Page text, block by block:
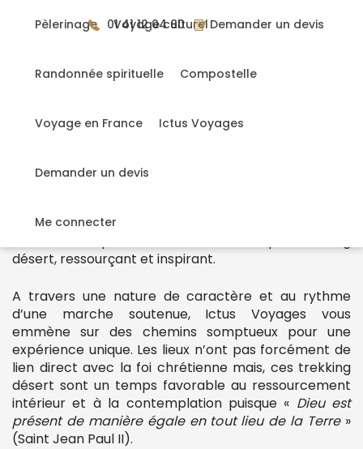
Pèlerinage Voyage culturel
Randonnée spirituelle Compostelle
Voyage en France Ictus Voyages
Demander un devis
Me connecter
01 41 12 04 80 Demander un devis
Trekking Désert
d’aventure, Ictus Voyages propose une sélection de
désert, ressourçant et inspirant.
A travers une nature de caractère et au rythme
d’une marche soutenue, Ictus Voyages vous
emmène sur des chemins somptueux pour une
expérience unique. Les lieux n’ont pas forcément de
lien direct avec la foi chrétienne mais, ces trekking
désert sont un temps favorable au ressourcement
intérieur et à la contemplation puisque « Dieu est
présent de manière égale en tout lieu de la Terre»
(Saint Jean Paul II).